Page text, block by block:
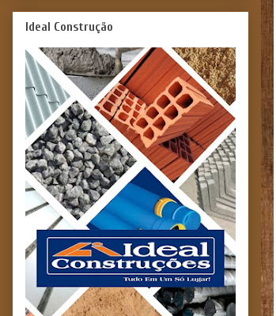
Ideal Construção